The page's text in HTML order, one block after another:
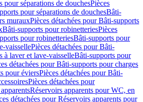
pour séparations de douchesPièces
pour séparations de douchesBâti-
murauxPièces détachées pour Bâti-supports
Bâti-supports pour robinetteriesPièces
pour robinetteriesBâti-supports pour
vaissellePièces détachées pour Bâti-
à laver et lave-vaisselleBâti-supports pour
détachées pour Bâti-supports pour charges
pour éviersPièces détachées pour Bâti-
Pièces détachées pour
Réservoirs apparents pour WC, en
détachées pour Réservoirs apparents pour